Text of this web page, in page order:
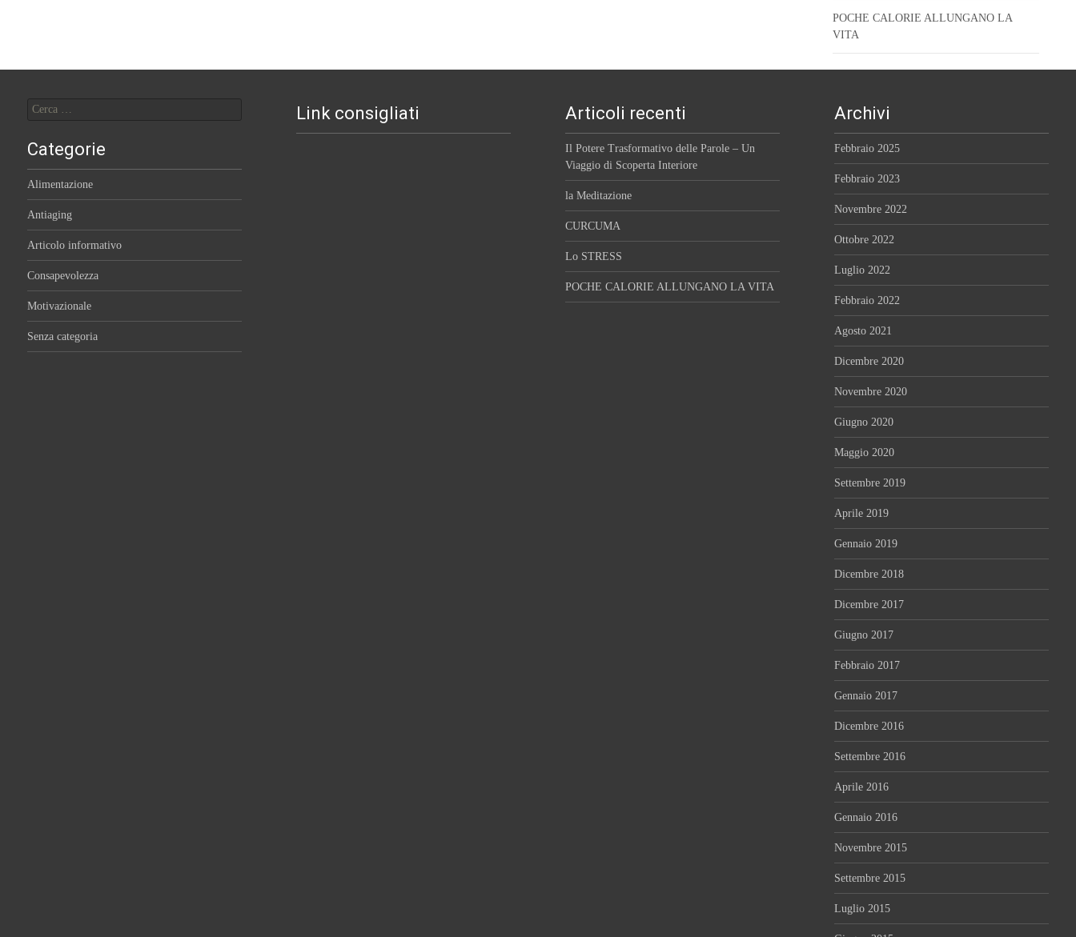
POCHE CALORIE ALLUNGANO LA
VITA
per:
Link consigliati Articoli recenti
Il Potere Trasformativo delle Parole – Un
Viaggio di Scoperta Interiore
la Meditazione
CURCUMA
Lo STRESS
POCHE CALORIE ALLUNGANO LA VITA
Archivi
Febbraio 2025
Febbraio 2023
Novembre 2022
Ottobre 2022
Luglio 2022
Febbraio 2022
Agosto 2021
Dicembre 2020
Novembre 2020
Giugno 2020
Maggio 2020
Settembre 2019
Aprile 2019
Gennaio 2019
Dicembre 2018
Dicembre 2017
Giugno 2017
Febbraio 2017
Gennaio 2017
Dicembre 2016
Settembre 2016
Aprile 2016
Gennaio 2016
Novembre 2015
Settembre 2015
Luglio 2015
Categorie
Alimentazione
Antiaging
Articolo informativo
Consapevolezza
Motivazionale
Senza categoria